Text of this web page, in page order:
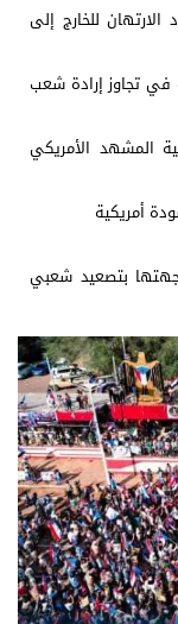
الارتهان للخارج إلى
في تجاوز إرادة شعب
المشهد الأمريكي
أمريكية
بتصعيد شعبي